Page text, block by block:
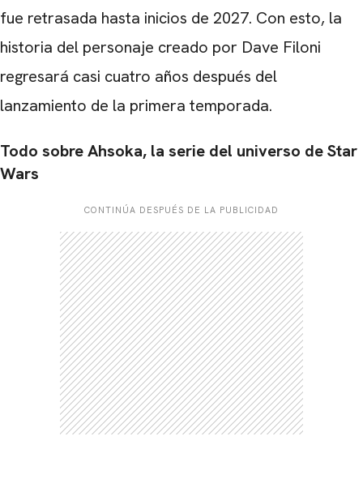
fue retrasada hasta inicios de 2027. Con esto, la
historia del personaje creado por Dave Filoni
regresará casi cuatro años después del
lanzamiento de la primera temporada.
Todo sobre Ahsoka, la serie del universo de Star
Wars
CONTINÚA DESPUÉS DE LA PUBLICIDAD